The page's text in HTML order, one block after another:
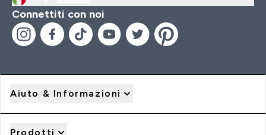
Connettiti con noi
Aiuto & Informazioni
Prodotti